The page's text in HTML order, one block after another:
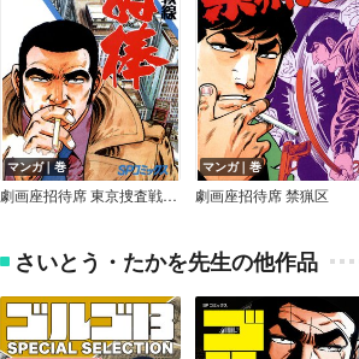
マンガ｜巻
劇画座招待席 東京捜査戦線いぬ棒
マンガ｜巻
劇画座招待席 禁猟区
さいとう・たかを先生の他作品